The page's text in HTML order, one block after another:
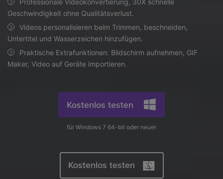
Video/Audio
Video/Audio
Bild
KI-Porträt
Ändern Sie den Videohintergrund
mit KI.
AI
Videoformat
Tech Specs
Eine vollständige Liste der unterstützten Formate, Geräte
und GPUs.
Updates von UniConverter
Ihr bester Video Converter
Der umfassende, verlustfreie und sichere Video Converter
mit hoher Geschwindigkeit.
JETZT KAUFEN
Suche
Professionale Videokonvertierung, 30X schnelle
Geschwindigkeit ohne Qualitätsverlust.
Videos personalisieren beim Trimmen, beschneiden,
Untertitel und Wasserzeichen hinzufügen.
Praktische Extrafunktionen: Bildschirm aufnehmen, GIF
Maker, Video auf Geräte importieren.
Kostenlos testen
für Windows 7 64-bit oder neuer
Kostenlos testen